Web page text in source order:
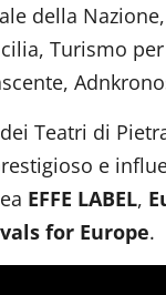
della Nazione,
Turismo
Teatri di
e
EFFE LABEL,
for Europe.